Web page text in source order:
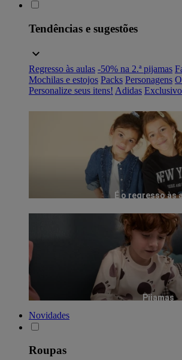
Tendências e sugestões
Regresso às aulas -50% na 2.ª pijamas
Mochilas e estojos Packs Personagens
Personalize seus itens! Adidas
É o regresso às
Pijamas
Novidades
Roupas